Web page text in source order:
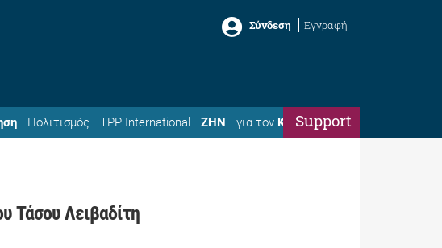
Σύνδεση Εγγραφή
Πολιτισμός TPP International ΖΗΝ για τον ΚώσταSupport
Τάσου Λειβαδίτη